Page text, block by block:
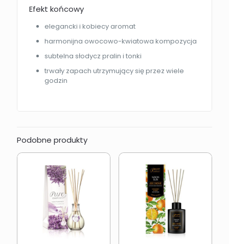
Efekt końcowy
elegancki i kobiecy aromat
harmonijna owocowo-kwiatowa kompozycja
subtelna słodycz pralin i tonki
trwały zapach utrzymujący się przez wiele
godzin
Podobne produkty